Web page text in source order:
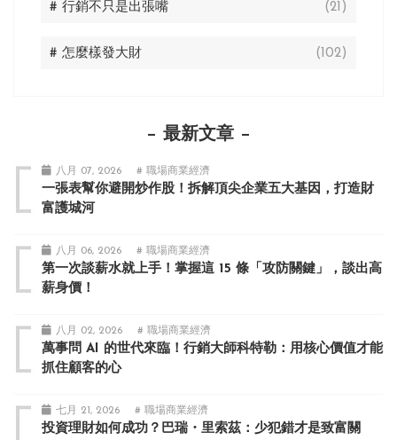
# 行銷不只是出張嘴 (21)
# 怎麼樣發大財 (102)
最新文章
八月 07, 2026 # 職場商業經濟
一張表幫你避開炒作股！拆解頂尖企業五大基因，打造財
富護城河
八月 06, 2026 # 職場商業經濟
第一次談薪水就上手！掌握這 15 條「攻防關鍵」，談出高
薪身價！
八月 02, 2026 # 職場商業經濟
萬事問 AI 的世代來臨！行銷大師科特勒：用核心價值才能
抓住顧客的心
七月 21, 2026 # 職場商業經濟
投資理財如何成功？巴瑞・里索茲：少犯錯才是致富關